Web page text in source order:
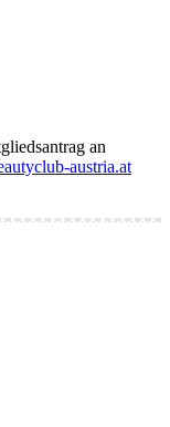
an
austria.at